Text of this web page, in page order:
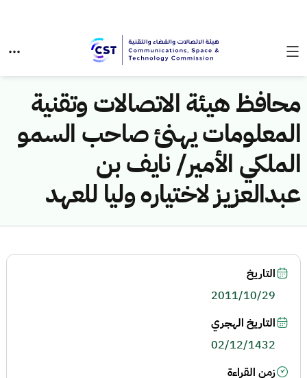
محافظ هيئة الاتصالات وتقنية
المعلومات يهنئ صاحب السمو
الملكي الأمير/ نايف بن
عبدالعزيز لاختياره وليا للعهد
التاريخ
2011/10/29
التاريخ الهجري
02/12/1432
زمن القراءة